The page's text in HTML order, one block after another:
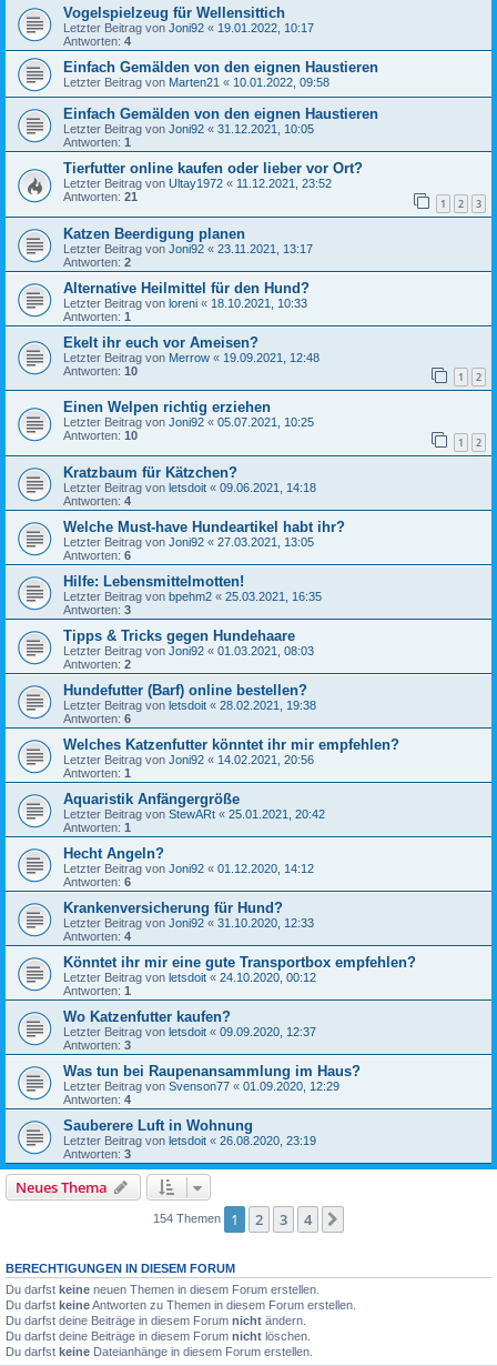
Vogelspielzeug für Wellensittich
Letzter Beitrag von Joni92 « 19.01.2022, 10:17
Antworten: 4
Einfach Gemälden von den eignen Haustieren
Letzter Beitrag von Marten21 « 10.01.2022, 09:58
Einfach Gemälden von den eignen Haustieren
Letzter Beitrag von Joni92 « 31.12.2021, 10:05
Antworten: 1
Tierfutter online kaufen oder lieber vor Ort?
Letzter Beitrag von Ultay1972 « 11.12.2021, 23:52
Antworten: 21 1 2 3
Katzen Beerdigung planen
Letzter Beitrag von Joni92 « 23.11.2021, 13:17
Antworten: 2
Alternative Heilmittel für den Hund?
Letzter Beitrag von loreni « 18.10.2021, 10:33
Antworten: 1
Ekelt ihr euch vor Ameisen?
Letzter Beitrag von Merrow « 19.09.2021, 12:48
Antworten: 10 1 2
Einen Welpen richtig erziehen
Letzter Beitrag von Joni92 « 05.07.2021, 10:25
Antworten: 10 1 2
Kratzbaum für Kätzchen?
Letzter Beitrag von letsdoit « 09.06.2021, 14:18
Antworten: 4
Welche Must-have Hundeartikel habt ihr?
Letzter Beitrag von Joni92 « 27.03.2021, 13:05
Antworten: 6
Hilfe: Lebensmittelmotten!
Letzter Beitrag von bpehm2 « 25.03.2021, 16:35
Antworten: 3
Tipps & Tricks gegen Hundehaare
Letzter Beitrag von Joni92 « 01.03.2021, 08:03
Antworten: 2
Hundefutter (Barf) online bestellen?
Letzter Beitrag von letsdoit « 28.02.2021, 19:38
Antworten: 6
Welches Katzenfutter könntet ihr mir empfehlen?
Letzter Beitrag von Joni92 « 14.02.2021, 20:56
Antworten: 1
Aquaristik Anfängergröße
Letzter Beitrag von StewARt « 25.01.2021, 20:42
Antworten: 1
Hecht Angeln?
Letzter Beitrag von Joni92 « 01.12.2020, 14:12
Antworten: 6
Krankenversicherung für Hund?
Letzter Beitrag von Joni92 « 31.10.2020, 12:33
Antworten: 4
Könntet ihr mir eine gute Transportbox empfehlen?
Letzter Beitrag von letsdoit « 24.10.2020, 00:12
Antworten: 1
Wo Katzenfutter kaufen?
Letzter Beitrag von letsdoit « 09.09.2020, 12:37
Antworten: 3
Was tun bei Raupenansammlung im Haus?
Letzter Beitrag von Svenson77 « 01.09.2020, 12:29
Antworten: 4
Sauberere Luft in Wohnung
Letzter Beitrag von letsdoit « 26.08.2020, 23:19
Antworten: 3
Neues Thema
154 Themen 1 2 3 4
BERECHTIGUNGEN IN DIESEM FORUM
Du darfst keine neuen Themen in diesem Forum erstellen.
Du darfst keineAntworten zu Themen in diesem Forum erstellen.
Du darfst deine Beiträge in diesem Forum nicht ändern.
Du darfst deine Beiträge in diesem Forum nicht löschen.
Du darfst keine Dateianhänge in diesem Forum erstellen.